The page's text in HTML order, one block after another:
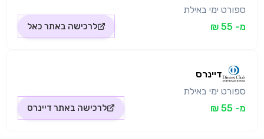
ספורט ימי באילת
מ- 55 ₪
לרכישה באתר כאל
דיינרס
ספורט ימי באילת
מ- 55 ₪
לרכישה באתר דיינרס